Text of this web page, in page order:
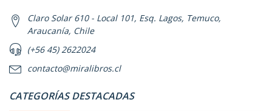
Claro Solar 610 - Local 101, Esq. Lagos, Temuco,
Araucanía, Chile
(+56 45) 2622024
contacto@miralibros.cl
CATEGORÍAS DESTACADAS